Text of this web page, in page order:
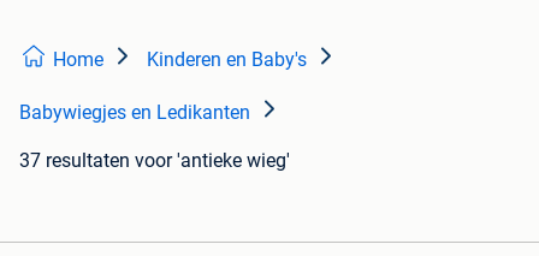
Home Kinderen en Baby's
Babywiegjes en Ledikanten
37 resultaten voor 'antieke wieg'